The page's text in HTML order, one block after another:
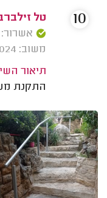
טל
אשרור: 12/06/2025
משוב: 23/12/2024
תיאור
התקנת
10